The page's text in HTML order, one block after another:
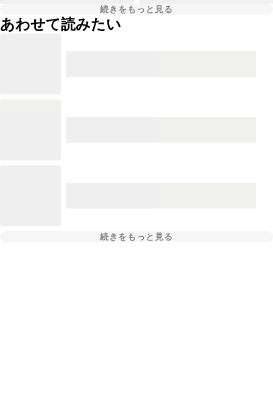
続きをもっと見る
あわせて読みたい
続きをもっと見る